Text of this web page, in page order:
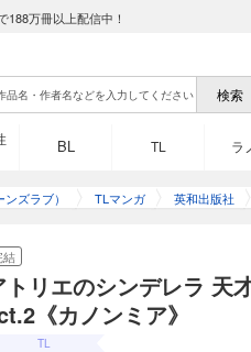
万冊以上配信中！
BL TL ラ
ズラブ） TLマンガ 英和出版社
結
トリエのシンデレラ 天
《カノンミア》
TL